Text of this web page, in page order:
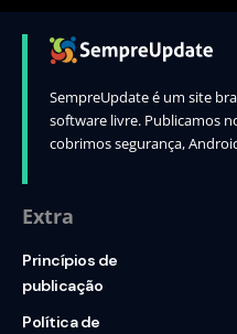
SempreUpdate é um site
software livre. Publicamos
cobrimos segurança,
Extra
Princípios de
publicação
Política de